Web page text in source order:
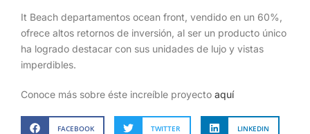
It Beach departamentos ocean front, vendido en un 60%,
ofrece altos retornos de inversión, al ser un producto único
ha logrado destacar con sus unidades de lujo y vistas
imperdibles.
Conoce más sobre éste increíble proyecto aquí
FACEBOOK TWITTER LINKEDIN